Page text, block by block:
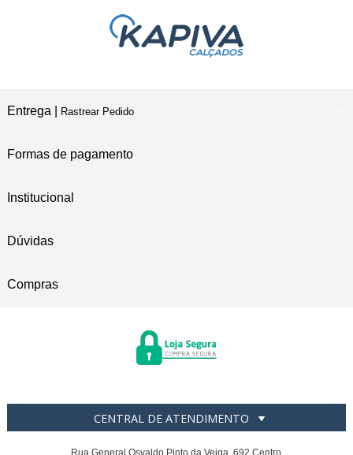
Entrega | Rastrear Pedido
Formas de pagamento
Institucional
Dúvidas
Compras
CENTRAL DE ATENDIMENTO
Rua General Osvaldo Pinto da Veiga, 692 Centro